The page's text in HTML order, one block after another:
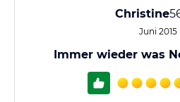
Christine
Juni 2015
Immer wieder was